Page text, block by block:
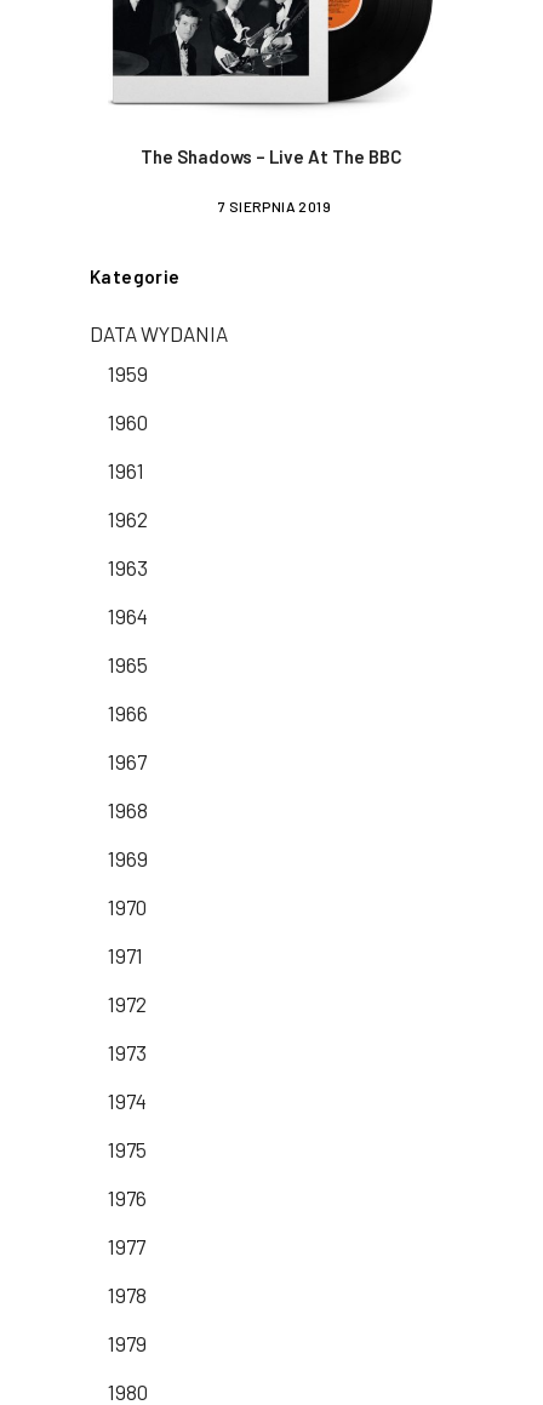
The Shadows – Live At The BBC
7 SIERPNIA 2019
Kategorie
DATA WYDANIA
1959
1960
1961
1962
1963
1964
1965
1966
1967
1968
1969
1970
1971
1972
1973
1974
1975
1976
1977
1978
1979
1980